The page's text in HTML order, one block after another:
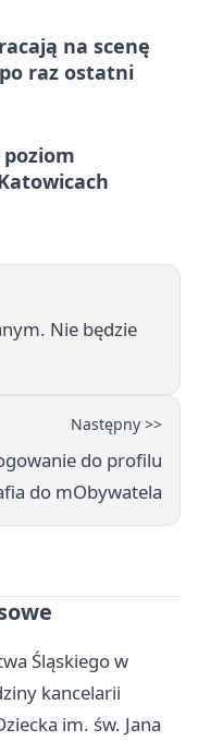
na scenę
raz ostatni
poziom
Nie będzie
Następny >>
do profilu
do mObywatela
Śląskiego w
kancelarii
im. św. Jana